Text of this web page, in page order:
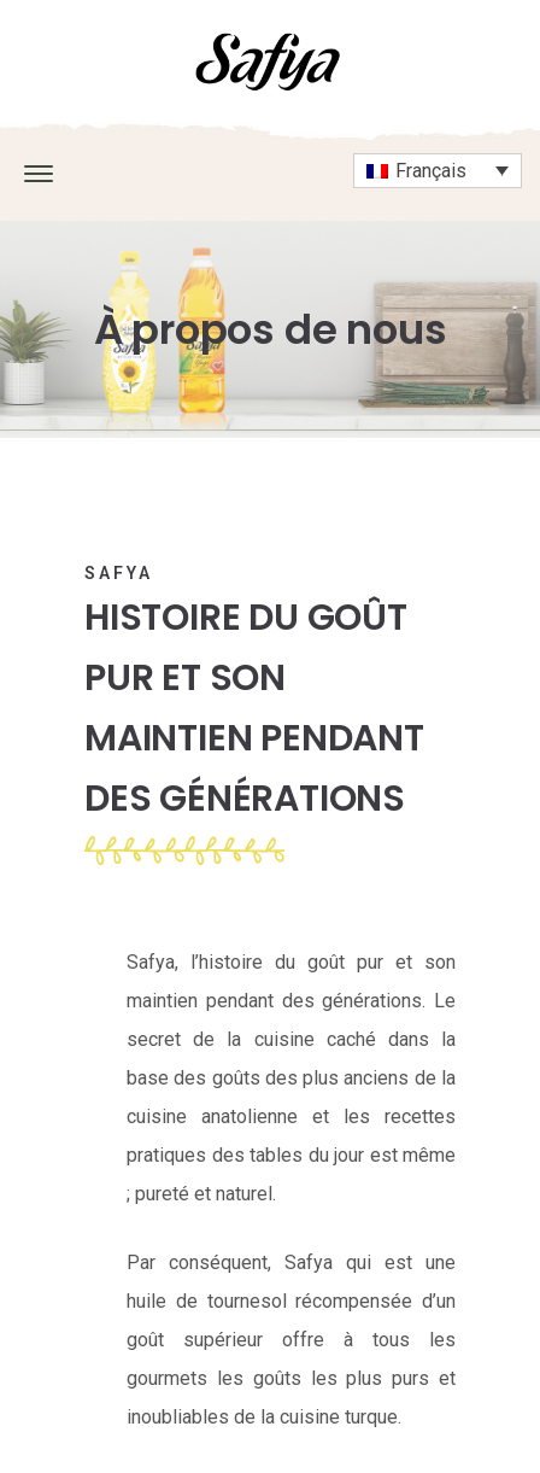
Français
À propos de nous
SAFYA
HISTOIRE DU GOÛT
PUR ET SON
MAINTIEN PENDANT
DES GÉNÉRATIONS
Safya, l’histoire du goût pur et son
maintien pendant des générations. Le
secret de la cuisine caché dans la
base des goûts des plus anciens de la
cuisine anatolienne et les recettes
pratiques des tables du jour est même
; pureté et naturel.
Par conséquent, Safya qui est une
huile de tournesol récompensée d’un
goût supérieur offre à tous les
gourmets les goûts les plus purs et
inoubliables de la cuisine turque.